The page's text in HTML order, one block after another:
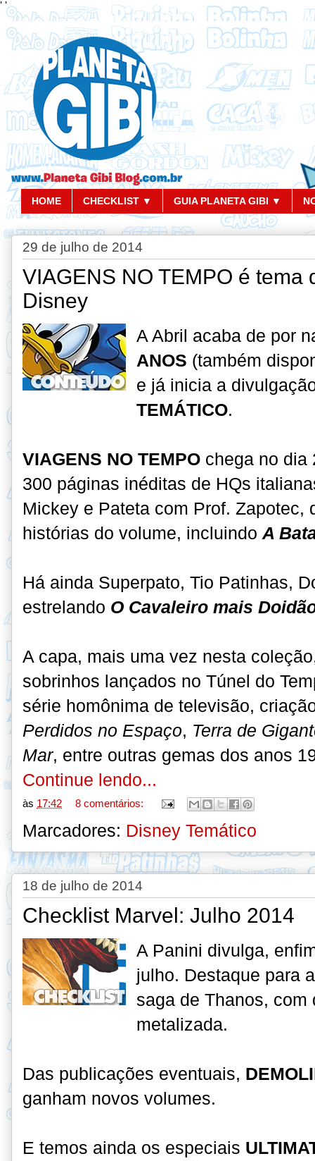
' '
HOME CHECKLIST ▼ GUIA PLANETA GIBI ▼
29 de julho de 2014
VIAGENS NO TEMPO é tema
Disney
A Abril acaba de por
ANOS (também
e já inicia a
TEMÁTICO.
VIAGENS NO TEMPO chega no dia
300 páginas inéditas de HQs
Mickey e Pateta com Prof. Zapotec,
histórias do volume, incluindo A
Há ainda Superpato, Tio Patinhas,
estrelando O Cavaleiro mais
A capa, mais uma vez nesta
sobrinhos lançados no Túnel do
série homônima de televisão,
Perdidos no Espaço, Terra de
Mar, entre outras gemas dos anos
Continue lendo...
às 17:42 8 comentários:
Marcadores: Disney Temático
18 de julho de 2014
Checklist Marvel: Julho 2014
A Panini divulga,
julho. Destaque para
saga de Thanos,
metalizada.
Das publicações eventuais,
ganham novos volumes.
E temos ainda os especiais